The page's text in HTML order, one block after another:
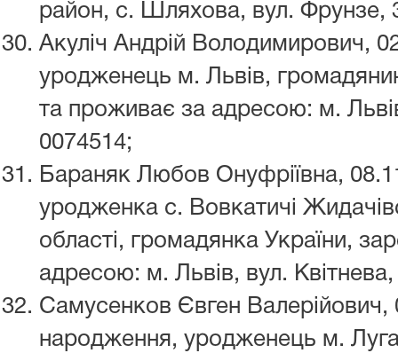
район, с. Шляхова, вул. Фрунзе,
Акуліч Андрій Володимирович,
уродженець м. Львів,
та проживає за адресою: м.
0074514;
Бараняк Любов Онуфріївна,
уродженка с. Вовкатичі
області, громадянка України,
адресою: м. Львів, вул.
Самусенков Євген Валерійович,
народження, уродженець м.